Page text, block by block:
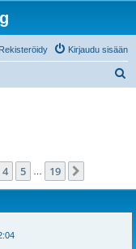
Kirjaudu sisään
Rekisteröidy
4 5 19